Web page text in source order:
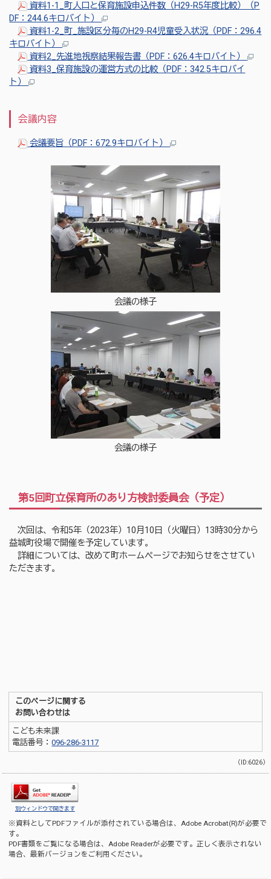
資料1-1_町人口と保育施設申込件数（H29-R5年度比較）（P
DF：244.6キロバイト）
資料1-2_町_施設区分毎のH29-R4児童受入状況（PDF：296.4
キロバイト）
資料2_先進地視察結果報告書（PDF：626.4キロバイト）
資料3_保育施設の運営方式の比較（PDF：342.5キロバイ
ト）
会議内容
会議要旨（PDF：672.9キロバイト）
会議の様子
会議の様子
第5回町立保育所のあり方検討委員会（予定）
次回は、令和5年（2023年）10月10日（火曜日）13時30分から
益城町役場で開催を予定しています。
詳細については、改めて町ホームページでお知らせをさせてい
ただきます。
このページに関する
お問い合わせは
こども未来課
電話番号：096-286-3117
（ID:6026）
別ウィンドウで開きます
※資料としてPDFファイルが添付されている場合は、Adobe Acrobat(R)が必要で
す。
PDF書類をご覧になる場合は、Adobe Readerが必要です。正しく表示されない
場合、最新バージョンをご利用ください。